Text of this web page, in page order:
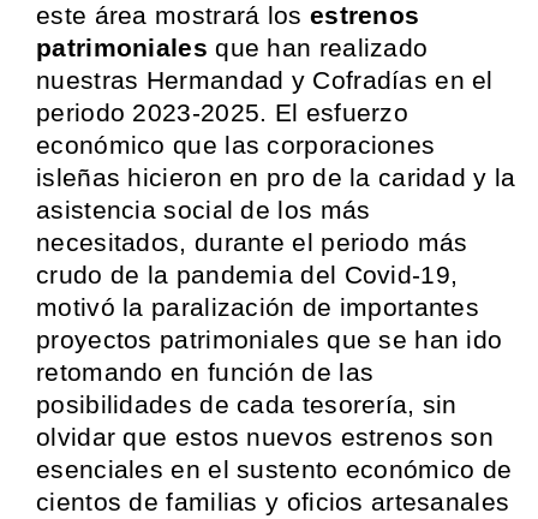
este área mostrará los estrenos
patrimoniales que han realizado
nuestras Hermandad y Cofradías en el
periodo 2023-2025. El esfuerzo
económico que las corporaciones
isleñas hicieron en pro de la caridad y la
asistencia social de los más
necesitados, durante el periodo más
crudo de la pandemia del Covid-19,
motivó la paralización de importantes
proyectos patrimoniales que se han ido
retomando en función de las
posibilidades de cada tesorería, sin
olvidar que estos nuevos estrenos son
esenciales en el sustento económico de
cientos de familias y oficios artesanales